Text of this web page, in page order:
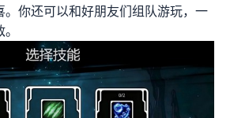
。你还可以和好朋友们组队游玩，一